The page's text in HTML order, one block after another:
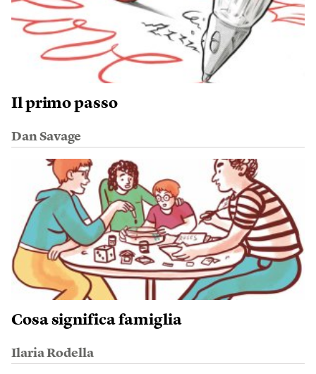
Il primo passo
Dan Savage
Cosa significa famiglia
Ilaria Rodella